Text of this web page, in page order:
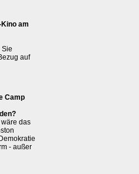
am
Sie
auf
Camp
wäre das
- außer